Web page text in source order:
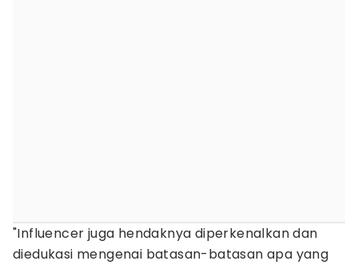
"Influencer juga hendaknya diperkenalkan dan
diedukasi mengenai batasan-batasan apa yang